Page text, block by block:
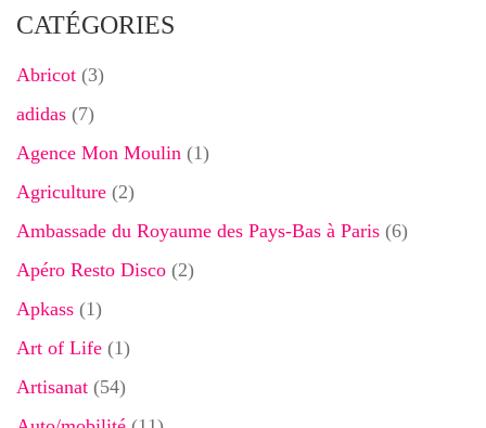
CATÉGORIES
Abricot (3)
adidas (7)
Agence Mon Moulin (1)
Agriculture (2)
Ambassade du Royaume des Pays-Bas à Paris (6)
Apéro Resto Disco (2)
Apkass (1)
Art of Life (1)
Artisanat (54)